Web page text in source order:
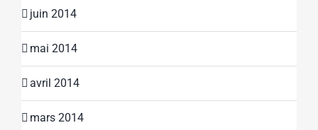
juin 2014
mai 2014
avril 2014
mars 2014